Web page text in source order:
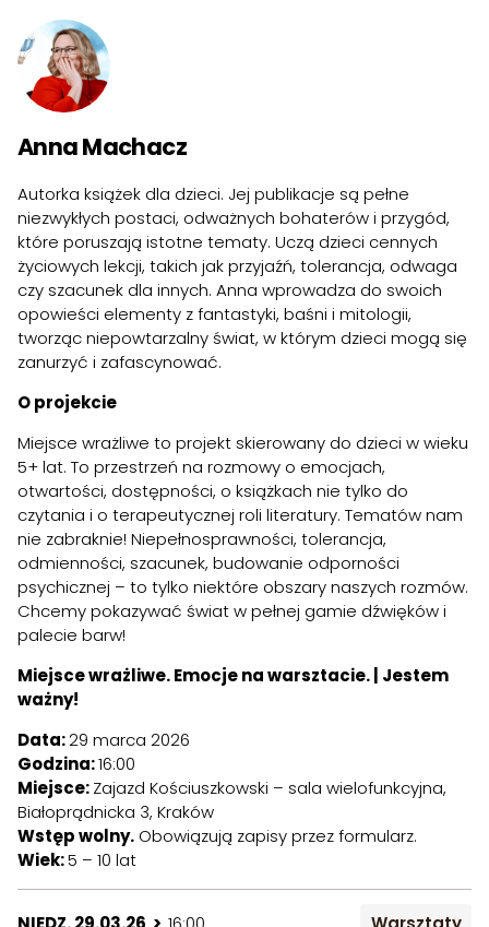
Anna Machacz
Autorka książek dla dzieci. Jej publikacje są pełne
niezwykłych postaci, odważnych bohaterów i przygód,
które poruszają istotne tematy. Uczą dzieci cennych
życiowych lekcji, takich jak przyjaźń, tolerancja, odwaga
czy szacunek dla innych. Anna wprowadza do swoich
opowieści elementy z fantastyki, baśni i mitologii,
tworząc niepowtarzalny świat, w którym dzieci mogą się
zanurzyć i zafascynować.
O projekcie
Miejsce wrażliwe to projekt skierowany do dzieci w wieku
5+ lat. To przestrzeń na rozmowy o emocjach,
otwartości, dostępności, o książkach nie tylko do
czytania i o terapeutycznej roli literatury. Tematów nam
nie zabraknie! Niepełnosprawności, tolerancja,
odmienności, szacunek, budowanie odporności
psychicznej – to tylko niektóre obszary naszych rozmów.
Chcemy pokazywać świat w pełnej gamie dźwięków i
palecie barw!
Miejsce wrażliwe. Emocje na warsztacie. | Jestem
ważny!
Data:29 marca 2026
Godzina:16:00
Miejsce:Zajazd Kościuszkowski – sala wielofunkcyjna,
Białoprądnicka 3, Kraków
Wstęp wolny. Obowiązują zapisy przez formularz.
Wiek:5 – 10 lat